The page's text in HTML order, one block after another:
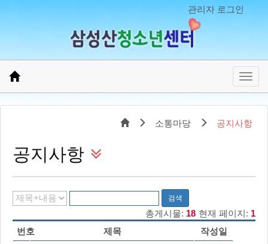
관리자 로그인
소통마당 공지사항
공지사항
검색
총게시물: 18 현재 페이지: 1
번호
제목 작성일